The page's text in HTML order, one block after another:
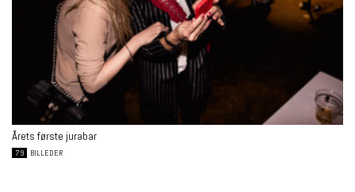
Årets første jurabar
79 BILLEDER